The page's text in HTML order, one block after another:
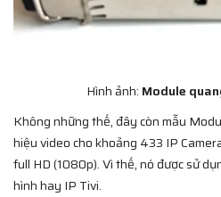
Hình ảnh: Module
Không những thế, đây còn mẫu
hiệu video cho khoảng 433 IP
full HD (1080p). Vì thế, nó được sử
hình hay IP Tivi.